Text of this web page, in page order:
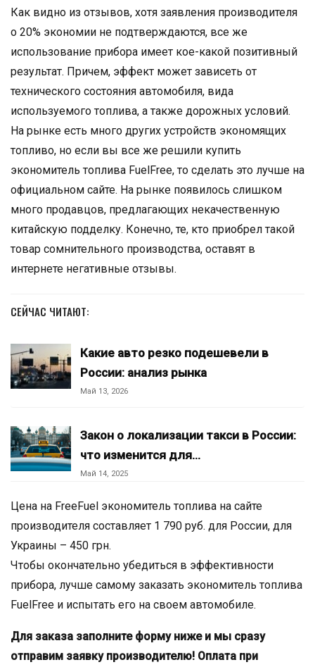
Как видно из отзывов, хотя заявления производителя
о 20% экономии не подтверждаются, все же
использование прибора имеет кое-какой позитивный
результат. Причем, эффект может зависеть от
технического состояния автомобиля, вида
используемого топлива, а также дорожных условий.
На рынке есть много других устройств экономящих
топливо, но если вы все же решили купить
экономитель топлива FuelFree, то сделать это лучше на
официальном сайте. На рынке появилось слишком
много продавцов, предлагающих некачественную
китайскую подделку. Конечно, те, кто приобрел такой
товар сомнительного производства, оставят в
интернете негативные отзывы.
СЕЙЧАС ЧИТАЮТ:
Какие авто резко подешевели в
России: анализ рынка
Май 13, 2026
Закон о локализации такси в России:
что изменится для…
Май 14, 2025
Цена на FreeFuel экономитель топлива на сайте
производителя составляет 1 790 руб. для России, для
Украины – 450 грн.
Чтобы окончательно убедиться в эффективности
прибора, лучше самому заказать экономитель топлива
FuelFree и испытать его на своем автомобиле.
Для заказа заполните форму ниже и мы сразу
отправим заявку производителю! Оплата при